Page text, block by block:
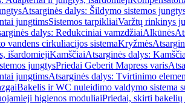
Atsarginės dalys: Šildymo sistemos
jungtimsSistemos tarpikliaiVaržtų rinkinys
dalys: Redukciniai vamzdžiaiAlkūnės
vandens cirkuliacijos sistemaKryžmės
išardomiejiKamščiaiAtsarginės dalys:
jungtysPriedai Geberit Mapress varis
jungtimsAtsarginės dalys: Tvirtinimo
Bakelis ir WC nuleidimo valdymo sistema
higienos moduliaiPriedai, skirti